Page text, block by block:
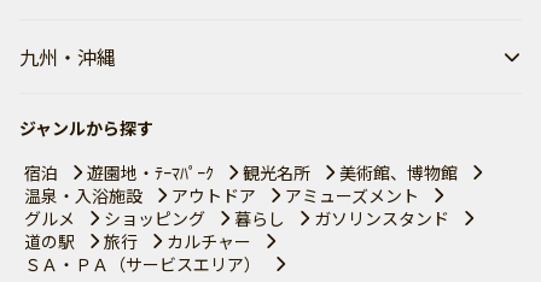
九州・沖縄
ジャンルから探す
宿泊
遊園地・ﾃｰﾏﾊﾟｰｸ 観光名所
美術館、博物館
温泉・入浴施設
アウトドア
アミューズメント
グルメ
ショッピング 暮らし
ガソリンスタンド
道の駅
旅行
カルチャー
ＳＡ・ＰＡ（サービスエリア）